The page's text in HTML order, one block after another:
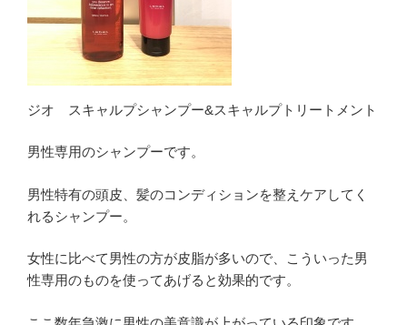
ジオ スキャルプシャンプー&スキャルプトリートメント
男性専用のシャンプーです。
男性特有の頭皮、髪のコンディションを整えケアしてく
れるシャンプー。
女性に比べて男性の方が皮脂が多いので、こういった男
性専用のものを使ってあげると効果的です。